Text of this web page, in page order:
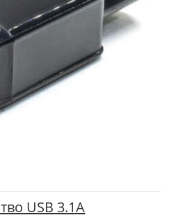
USB 3.1A